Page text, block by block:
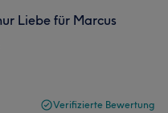
Liebe für Marcus
Verifizierte Bewertung